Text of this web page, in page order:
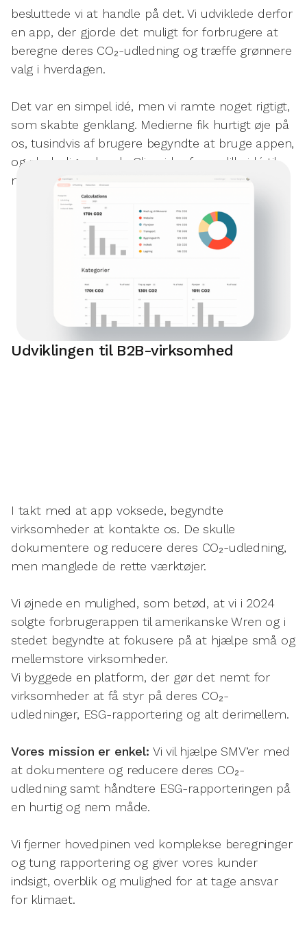
besluttede vi at handle på det. Vi udviklede derfor
en app, der gjorde det muligt for forbrugere at
beregne deres CO₂-udledning og træffe grønnere
valg i hverdagen.
Det var en simpel idé, men vi ramte noget rigtigt,
som skabte genklang. Medierne fik hurtigt øje på
os, tusindvis af brugere begyndte at bruge appen,
og pludselig voksede Climaider fra en lille idé til
noget meget større.
Udviklingen til B2B-virksomhed
I takt med at app voksede, begyndte
virksomheder at kontakte os. De skulle
dokumentere og reducere deres CO₂-udledning,
men manglede de rette værktøjer.
Vi øjnede en mulighed, som betød, at vi i 2024
solgte forbrugerappen til amerikanske Wren og i
stedet begyndte at fokusere på at hjælpe små og
mellemstore virksomheder.
Vi byggede en platform, der gør det nemt for
virksomheder at få styr på deres CO₂-
udledninger, ESG-rapportering og alt derimellem.
Vores mission er enkel: Vi vil hjælpe SMV’er med
at dokumentere og reducere deres CO₂-
udledning samt håndtere ESG-rapporteringen på
en hurtig og nem måde.
Vi fjerner hovedpinen ved komplekse beregninger
og tung rapportering og giver vores kunder
indsigt, overblik og mulighed for at tage ansvar
for klimaet.